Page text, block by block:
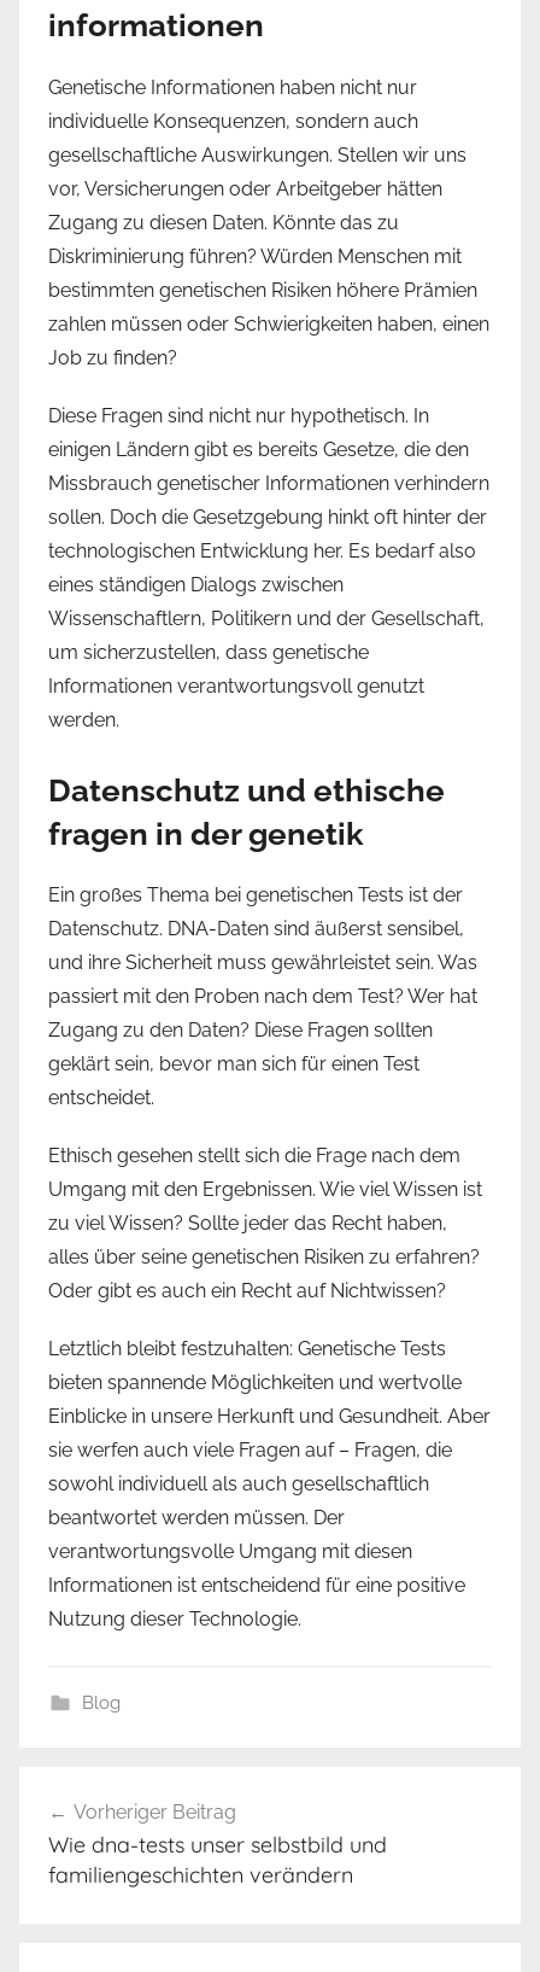
informationen
Genetische Informationen haben nicht nur
individuelle Konsequenzen, sondern auch
gesellschaftliche Auswirkungen. Stellen wir uns
vor, Versicherungen oder Arbeitgeber hätten
Zugang zu diesen Daten. Könnte das zu
Diskriminierung führen? Würden Menschen mit
bestimmten genetischen Risiken höhere Prämien
zahlen müssen oder Schwierigkeiten haben, einen
Job zu finden?
Diese Fragen sind nicht nur hypothetisch. In
einigen Ländern gibt es bereits Gesetze, die den
Missbrauch genetischer Informationen verhindern
sollen. Doch die Gesetzgebung hinkt oft hinter der
technologischen Entwicklung her. Es bedarf also
eines ständigen Dialogs zwischen
Wissenschaftlern, Politikern und der Gesellschaft,
um sicherzustellen, dass genetische
Informationen verantwortungsvoll genutzt
werden.
Datenschutz und ethische
fragen in der genetik
Ein großes Thema bei genetischen Tests ist der
Datenschutz. DNA-Daten sind äußerst sensibel,
und ihre Sicherheit muss gewährleistet sein. Was
passiert mit den Proben nach dem Test? Wer hat
Zugang zu den Daten? Diese Fragen sollten
geklärt sein, bevor man sich für einen Test
entscheidet.
Ethisch gesehen stellt sich die Frage nach dem
Umgang mit den Ergebnissen. Wie viel Wissen ist
zu viel Wissen? Sollte jeder das Recht haben,
alles über seine genetischen Risiken zu erfahren?
Oder gibt es auch ein Recht auf Nichtwissen?
Letztlich bleibt festzuhalten: Genetische Tests
bieten spannende Möglichkeiten und wertvolle
Einblicke in unsere Herkunft und Gesundheit. Aber
sie werfen auch viele Fragen auf – Fragen, die
sowohl individuell als auch gesellschaftlich
beantwortet werden müssen. Der
verantwortungsvolle Umgang mit diesen
Informationen ist entscheidend für eine positive
Nutzung dieser Technologie.
Blog
Vorheriger Beitrag
Wie dna-tests unser selbstbild und
familiengeschichten verändern